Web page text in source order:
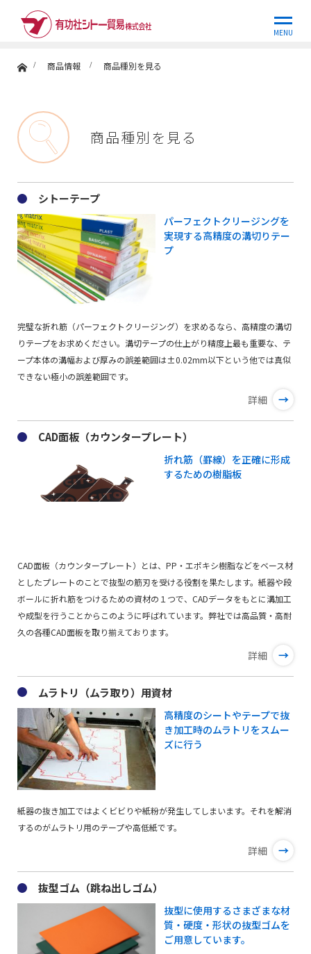
MENU
商品情報
ホーム商品情報 商品種別を見る
商品種別を見る
シトーテープ
パーフェクトクリージングを
実現する高精度の溝切りテー
プ
→
詳細
完璧な折れ筋（パーフェクトクリージング）を求めるなら、高精度の溝切
りテープをお求めください。溝切テープの仕上がり精度上最も重要な、テ
ープ本体の溝幅および厚みの誤差範囲は±0.02mm以下という他では真似
できない極小の誤差範囲です。
CAD面板（カウンタープレート）
折れ筋（罫線）を正確に形成
するための樹脂板
→
詳細
CAD面板（カウンタープレート）とは、PP・エポキシ樹脂などをベース材
としたプレートのことで抜型の筋刃を受ける役割を果たします。紙器や段
ボールに折れ筋をつけるための資材の１つで、CADデータをもとに溝加工
や成型を行うことからこのように呼ばれています。弊社では高品質・高耐
久の各種CAD面板を取り揃えております。
ムラトリ（ムラ取り）用資材
高精度のシートやテープで抜
き加工時のムラトリをスムー
ズに行う
→
詳細
紙器の抜き加工ではよくビビりや紙粉が発生してしまいます。それを解消
するのがムラトリ用のテープや高低紙です。
抜型ゴム（跳ね出しゴム）
抜型に使用するさまざまな材
質・硬度・形状の抜型ゴムを
ご用意しています。